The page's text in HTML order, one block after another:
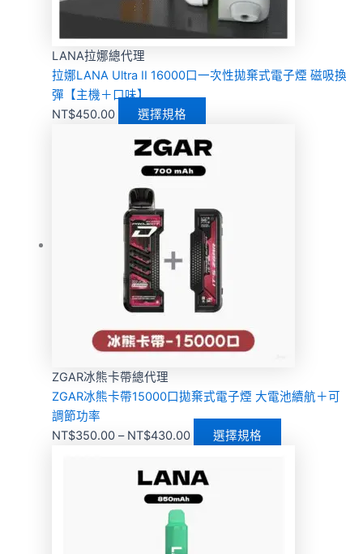
LANA拉娜總代理
拉娜LANA Ultra II 16000口一次性拋棄式電子煙 磁吸換
彈【主機＋口味】
NT$450.00 選擇規格
ZGAR冰熊卡帶總代理
ZGAR冰熊卡帶15000口拋棄式電子煙 大電池續航＋可
調節功率
NT$350.00 – NT$430.00 選擇規格